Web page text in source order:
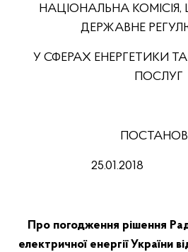
НАЦІОНАЛЬНА
ДЕРЖАВНЕ
У СФЕРАХ ЕНЕРГЕТИКИ
ПОСЛУГ
25.01.2018
Про погодження рішення
електричної енергії України